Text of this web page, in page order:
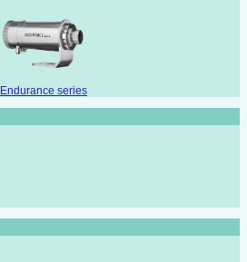
Endurance series